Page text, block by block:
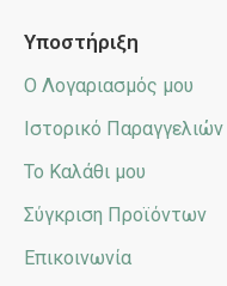
Υποστήριξη
Ο Λογαριασμός μου
Ιστορικό Παραγγελιών
Το Καλάθι μου
Σύγκριση Προϊόντων
Επικοινωνία